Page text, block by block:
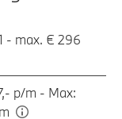
- max. € 296
p/m - Max: